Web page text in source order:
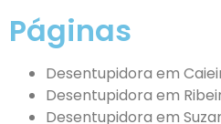
Páginas
Desentupidora em
Desentupidora em
Desentupidora em